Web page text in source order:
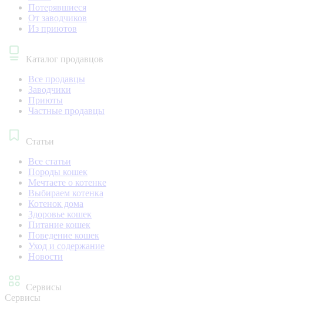
Потерявшиеся
От заводчиков
Из приютов
Каталог продавцов
Все продавцы
Заводчики
Приюты
Частные продавцы
Статьи
Все статьи
Породы кошек
Мечтаете о котенке
Выбираем котенка
Котенок дома
Здоровье кошек
Питание кошек
Поведение кошек
Уход и содержание
Новости
Сервисы
Сервисы